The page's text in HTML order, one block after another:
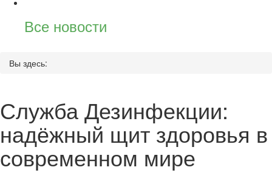
Все новости
Вы здесь:
Служба Дезинфекции:
надёжный щит здоровья в
современном мире